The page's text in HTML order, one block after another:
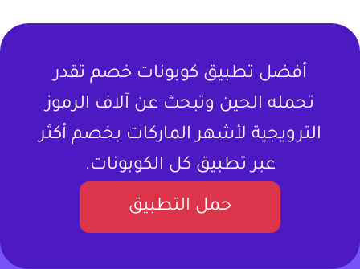
أفضل تطبيق كوبونات خصم تقدر
تحمله الحين وتبحث عن آلاف الرموز
الترويجية لأشهر الماركات بخصم أكثر
عبر تطبيق كل الكوبونات.
حمل التطبيق